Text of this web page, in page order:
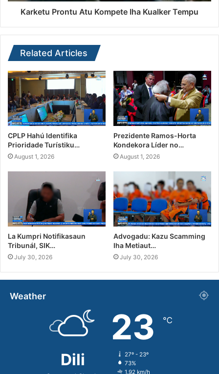
Karketu Prontu Atu Kompete Iha Kualker Tempu
Related Articles
CPLP Hahú Identifika
Prioridade Turístiku…
August 1, 2026
Prezidente Ramos-Horta
Kondekora Líder no…
August 1, 2026
La Kumpri Notifikasaun
Tribunál, SIK…
July 30, 2026
Advogadu: Kazu Scamming
Iha Metiaut…
July 30, 2026
Weather
Dili
23 ℃
27º - 23º
73%
1.92 km/h